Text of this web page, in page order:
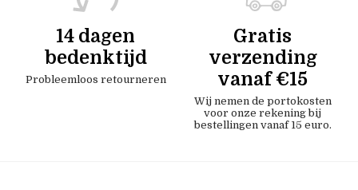
14 dagen
bedenktijd
Probleemloos retourneren
Gratis
verzending
vanaf €15
Wij nemen de portokosten
voor onze rekening bij
bestellingen vanaf 15 euro.